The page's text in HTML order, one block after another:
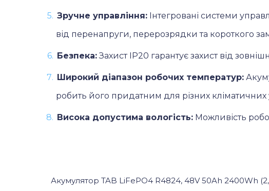
Зручне управління:Інтегровані системи
від перенапруги, перерозрядки та короткого
Безпека:Захист IP20 гарантує захист від
Широкий діапазон робочих температур:
робить його придатним для різних кліматичних
Висока допустима вологість:Можливість
Акумулятор TAB LiFePO4 R4824, 48V 50Ah 2400Wh